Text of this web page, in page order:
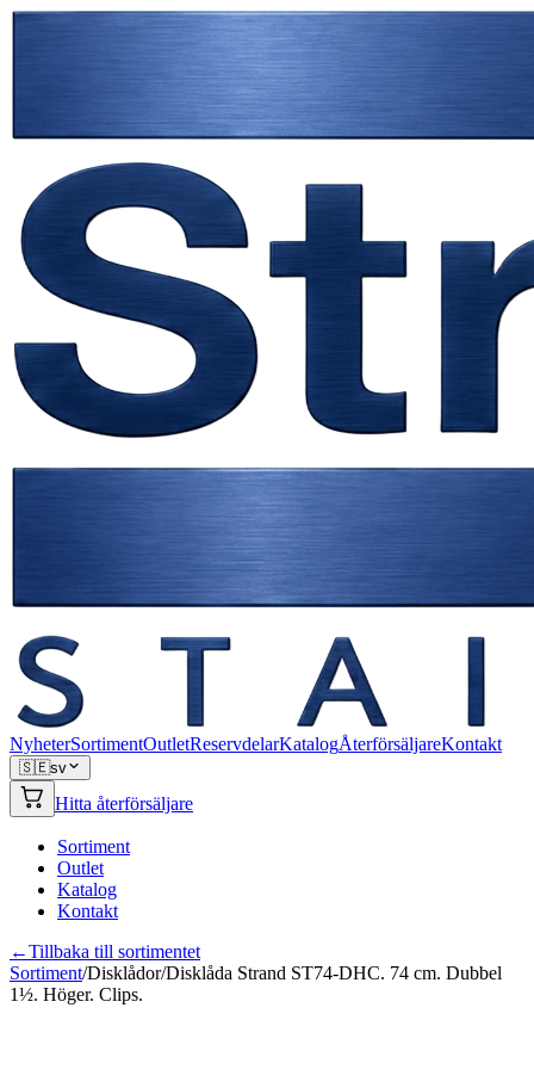
NyheterSortimentOutletReservdelarKatalogÅterförsäljareKontakt
🇸🇪sv
Hitta återförsäljare
Sortiment
Outlet
Katalog
Kontakt
←Tillbaka till sortimentet
Sortiment/Disklådor/Disklåda Strand ST74-DHC. 74 cm. Dubbel
1½. Höger. Clips.